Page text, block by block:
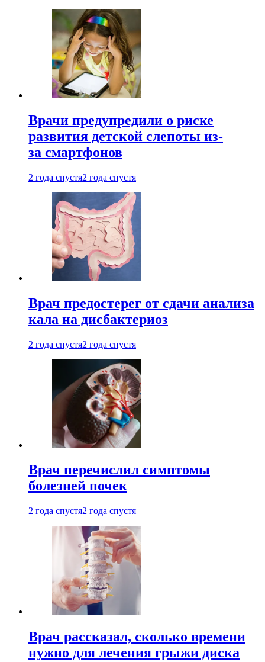
Врачи предупредили о риске
развития детской слепоты из-
за смартфонов
2 года спустя2 года спустя
Врач предостерег от сдачи анализа
кала на дисбактериоз
2 года спустя2 года спустя
Врач перечислил симптомы
болезней почек
2 года спустя2 года спустя
Врач рассказал, сколько времени
нужно для лечения грыжи диска